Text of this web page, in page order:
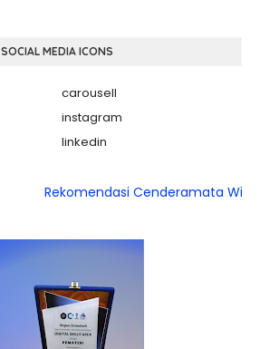
SOCIAL MEDIA ICONS
carousell
instagram
linkedin
Rekomendasi Cenderamata Wisuda